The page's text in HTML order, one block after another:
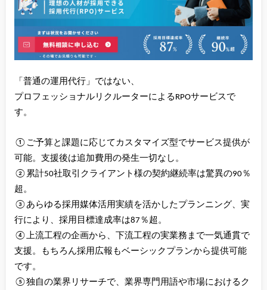
「普通の運用代行」ではない、
プロフェッショナルリクルーターによるRPOサービスで
す。
①ご予算と課題に応じてカスタマイズ型でサービス提供が
可能。支援後は追加費用の発生一切なし。
②累計50社取引クライアント様の契約継続率は驚異の90％
超。
③あらゆる採用媒体活用実績を活かしたプランニング、実
行により、採用目標達成率は87％超。
④上流工程の企画から、下流工程の実業務まで一気通貫で
支援。もちろん採用広報もベーシックプランから提供可能
です。
⑤独自の業界リサーチで、業界専門用語や市場におけるク